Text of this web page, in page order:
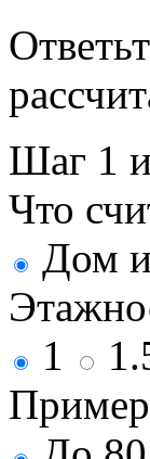
Шаг 1
Что
Дом
1